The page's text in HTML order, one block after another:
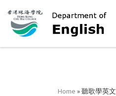
Home »聽歌學英文